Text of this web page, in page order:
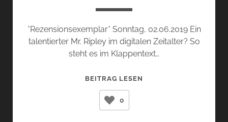
*Rezensionsexemplar* Sonntag, 02.06.2019 Ein
talentierter Mr. Ripley im digitalen Zeitalter? So
steht es im Klappentext…
BEITRAG LESEN
0